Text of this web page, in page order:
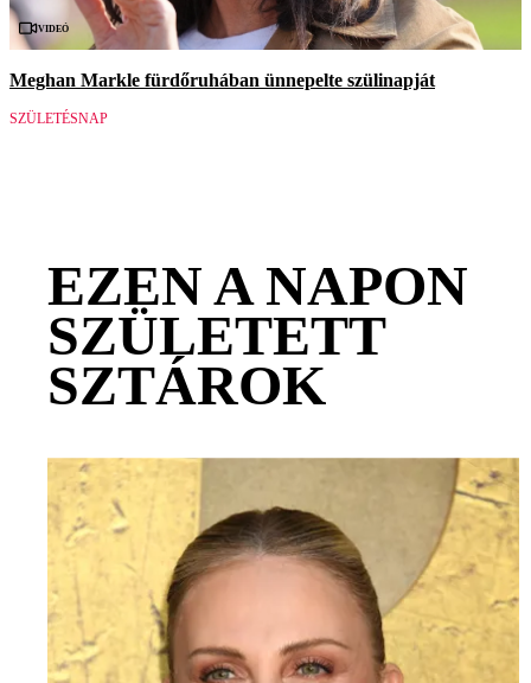
Videó
Meghan Markle fürdőruhában ünnepelte szülinapját
SZÜLETÉSNAP
EZEN A NAPON
SZÜLETETT
SZTÁROK